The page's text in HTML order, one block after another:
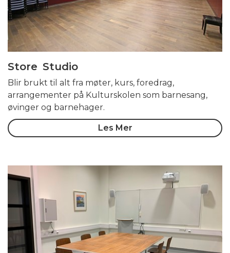
Store Studio
Blir brukt til alt fra møter, kurs, foredrag,
arrangementer på Kulturskolen som barnesang,
øvinger og barnehager.
Les Mer